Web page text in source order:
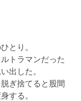
とり。
トラマンだった
出した。
ぎ捨てると股間
する。